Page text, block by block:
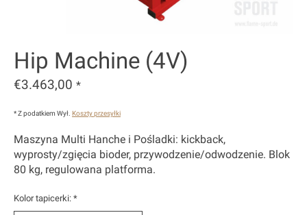
Hip Machine (4V)
€3.463,00 *
* Z podatkiem Wył. Koszty przesyłki
Maszyna Multi Hanche i Pośladki: kickback,
wyprosty/zgięcia bioder, przywodzenie/odwodzenie. Blok
80 kg, regulowana platforma.
Kolor tapicerki: *